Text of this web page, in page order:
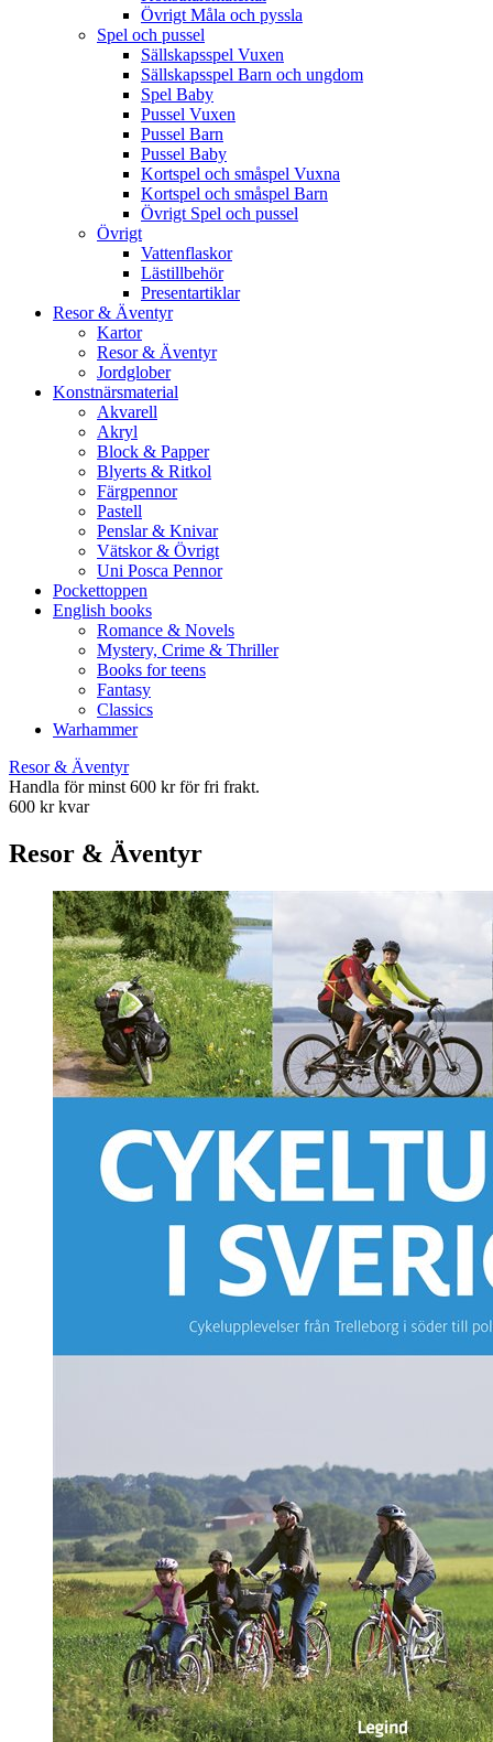
Övrigt Måla och pyssla
Spel och pussel
Sällskapsspel Vuxen
Sällskapsspel Barn och ungdom
Spel Baby
Pussel Vuxen
Pussel Barn
Pussel Baby
Kortspel och småspel Vuxna
Kortspel och småspel Barn
Övrigt Spel och pussel
Övrigt
Vattenflaskor
Lästillbehör
Presentartiklar
Resor & Äventyr
Kartor
Resor & Äventyr
Jordglober
Konstnärsmaterial
Akvarell
Akryl
Block & Papper
Blyerts & Ritkol
Färgpennor
Pastell
Penslar & Knivar
Vätskor & Övrigt
Uni Posca Pennor
Pockettoppen
English books
Romance & Novels
Mystery, Crime & Thriller
Books for teens
Fantasy
Classics
Warhammer
Resor & Äventyr
Handla för minst 600 kr för fri frakt.
600 kr kvar
Resor & Äventyr